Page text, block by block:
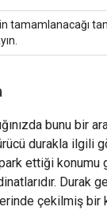
tamamlanacağı
bunu bir
durakla ilgili
ettiği konumu
Durak
çekilmiş bir